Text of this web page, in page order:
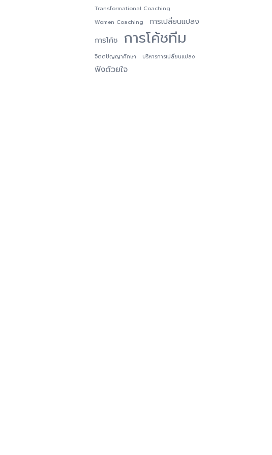
Transformational Coaching
Women Coaching
การเปลี่ยนแปลง
การโค้ช
การโค้ชทีม
จิตตปัญญาศึกษา บริหารการเปลี่ยนแปลง
ฟังด้วยใจ